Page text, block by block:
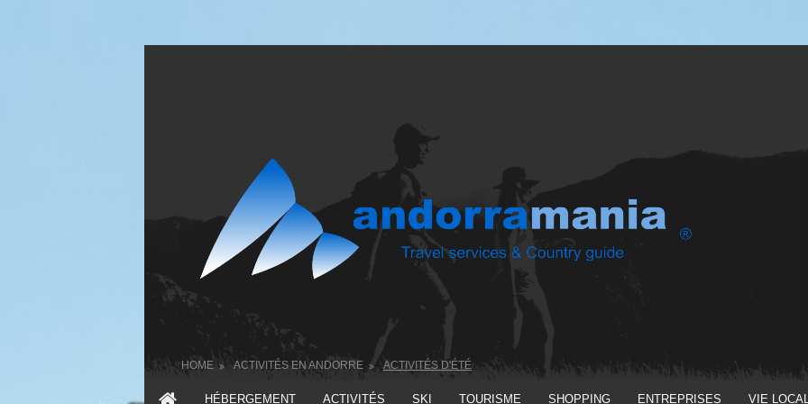
HOME ACTIVITÉS EN ANDORRE ACTIVITÉS D'ÉTÉ
HÉBERGEMENT ACTIVITÉS SKI TOURISME SHOPPING ENTREPRISES VIE